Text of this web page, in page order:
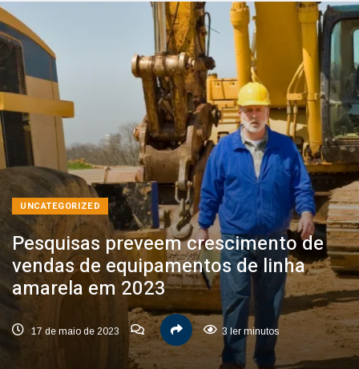
UNCATEGORIZED
Pesquisas preveem crescimento de
vendas de equipamentos de linha
amarela em 2023
17 de maio de 2023 3 ler minutos